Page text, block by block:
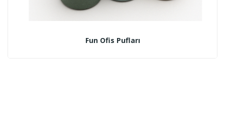
Fun Ofis Pufları